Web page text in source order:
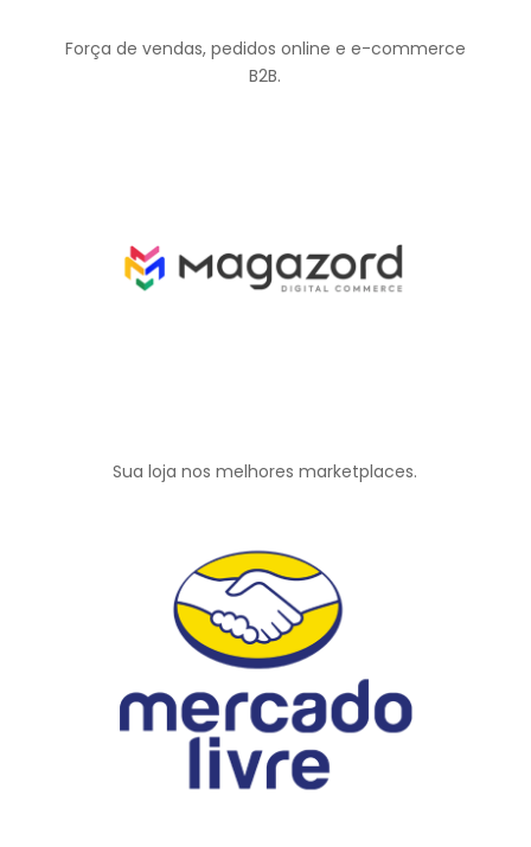
Força de vendas, pedidos online e e-commerce
B2B.
Sua loja nos melhores marketplaces.